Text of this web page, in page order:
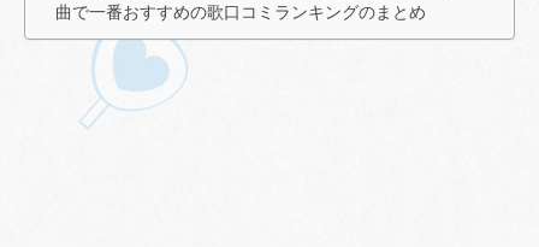
曲で一番おすすめの歌口コミランキングのまとめ